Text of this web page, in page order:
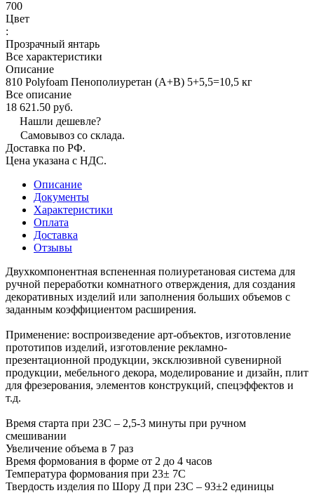
700
Цвет
:
Прозрачный янтарь
Все характеристики
Описание
810 Polyfoam Пенополиуретан (А+В) 5+5,5=10,5 кг
Все описание
18 621.50 руб.
Нашли дешевле?
Самовывоз со склада.
Доставка по РФ.
Цена указана с НДС.
Описание
Документы
Характеристики
Оплата
Доставка
Отзывы
Двухкомпонентная вспененная полиуретановая система для
ручной переработки комнатного отверждения, для создания
декоративных изделий или заполнения больших объемов с
заданным коэффициентом расширения.
Применение: воспроизведение арт-объектов, изготовление
прототипов изделий, изготовление рекламно-
презентационной продукции, эксклюзивной сувенирной
продукции, мебельного декора, моделирование и дизайн, плит
для фрезерования, элементов конструкций, спецэффектов и
т.д.
Время старта при 23С – 2,5-3 минуты при ручном
смешивании
Увеличение объема в 7 раз
Время формования в форме от 2 до 4 часов
Температура формования при 23± 7С
Твердость изделия по Шору Д при 23С – 93±2 единицы